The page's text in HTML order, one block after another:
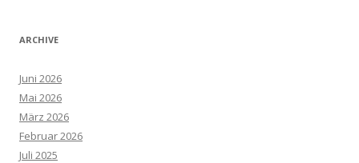
ARCHIVE
Juni 2026
Mai 2026
März 2026
Februar 2026
Juli 2025